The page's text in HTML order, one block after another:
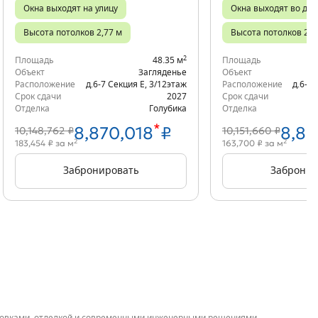
Окна выходят на улицу
Высота потолков 2,77 м
Площадь 48.35 м2
Объект
Загляденье
Расположение
д.6-7 Секция Е 3/12этаж
Срок сдачи
2027
Отделка
Голубика
10,148,762 ₽8,870,018*₽
183,454 ₽ за м2
Забронировать
Окна выходят во
Высота потолков
Площадь
Объект
Расположение
д.6-6
Срок сдачи
Отделка
10,151,660 ₽
163,700 ₽ за м2